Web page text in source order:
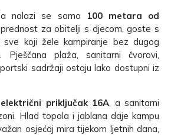
nalazi se samo
100 metara od
za obitelji s djecom, goste s
sve koji žele kampiranje bez dugog
Pješčana plaža, sanitarni čvorovi,
sadržaji ostaju lako dostupni iz
električni priključak 16A, a sanitarni
Hlad topola i jablana daje kampu
osjećaj mira tijekom ljetnih dana,